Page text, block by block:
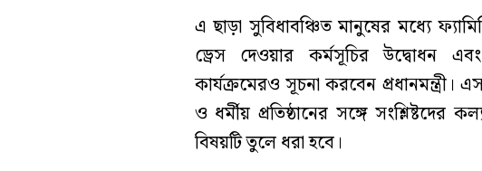
এ ছাড়া সুবিধাবঞ্চিত মানুষের মধ্যে
ড্রেস দেওয়ার কর্মসূচির উদ্বোধন এবং
কার্যক্রমেরও সূচনা করবেন প্রধানমন্ত্রী।
ও ধর্মীয় প্রতিষ্ঠানের সঙ্গে সংশ্লিষ্টদের
বিষয়টি তুলে ধরা হবে।